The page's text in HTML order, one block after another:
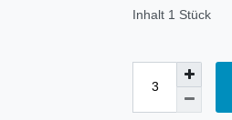
Inhalt 1 Stück